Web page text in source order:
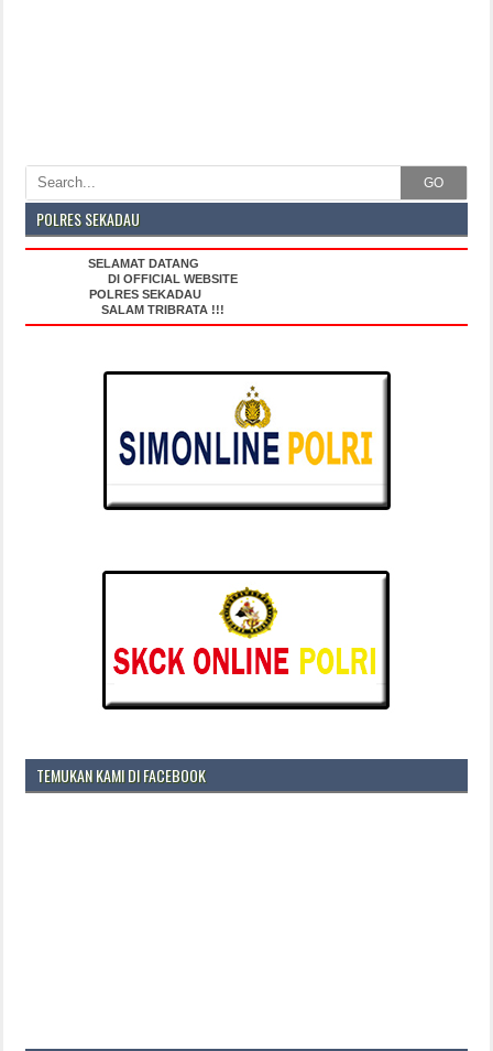
GO
POLRES SEKADAU
SELAMAT DATANG
DI OFFICIAL WEBSITE
POLRES SEKADAU
SALAM TRIBRATA !!!
TEMUKAN KAMI DI FACEBOOK